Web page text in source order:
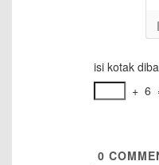
isi kotak
+ 6
0